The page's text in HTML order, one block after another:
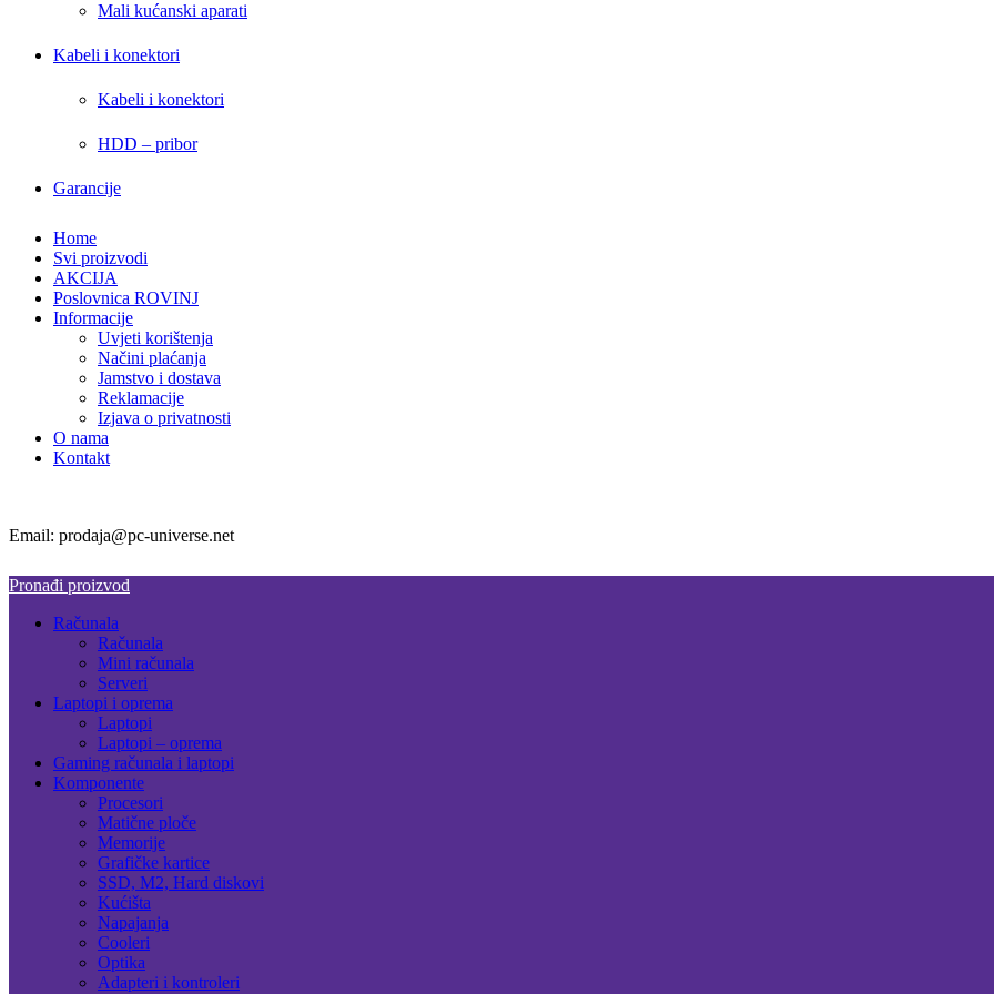
Mali kućanski aparati
Kabeli i konektori
Kabeli i konektori
HDD – pribor
Garancije
Home
Svi proizvodi
AKCIJA
Poslovnica ROVINJ
Informacije
Uvjeti korištenja
Načini plaćanja
Jamstvo i dostava
Reklamacije
Izjava o privatnosti
O nama
Kontakt
Email: prodaja@pc-universe.net
Pronađi proizvod
Računala
Računala
Mini računala
Serveri
Laptopi i oprema
Laptopi
Laptopi – oprema
Gaming računala i laptopi
Komponente
Procesori
Matične ploče
Memorije
Grafičke kartice
SSD, M2, Hard diskovi
Kućišta
Napajanja
Cooleri
Optika
Adapteri i kontroleri